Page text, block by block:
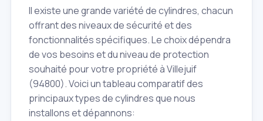
Il existe une grande variété de cylindres, chacun
offrant des niveaux de sécurité et des
fonctionnalités spécifiques. Le choix dépendra
de vos besoins et du niveau de protection
souhaité pour votre propriété à Villejuif
(94800). Voici un tableau comparatif des
principaux types de cylindres que nous
installons et dépannons: